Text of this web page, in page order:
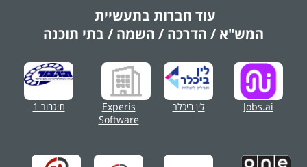
עוד חברות בתעשיית
המש"א / הדרכה / השמה / בתי תוכנה
Jobs.ai לין ביכלר
Experis
Software
תיגבור 1